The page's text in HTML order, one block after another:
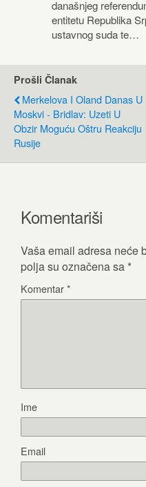
današnjeg
entitetu Republika
ustavnog suda te…
Prošli Članak
Merkelova I Oland Danas U
Moskvi - Bridlav: Uzeti U
Obzir Moguću Oštru Reakciju
Rusije
Komentariši
Vaša email adresa neće
polja su označena sa *
Komentar*
Ime
Email